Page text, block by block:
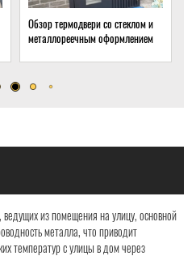
и
Обзор термодвери с ковкой и
стеклом для подвала частного
из помещения на улицу, основной
металла, что приводит
температур с улицы в дом через